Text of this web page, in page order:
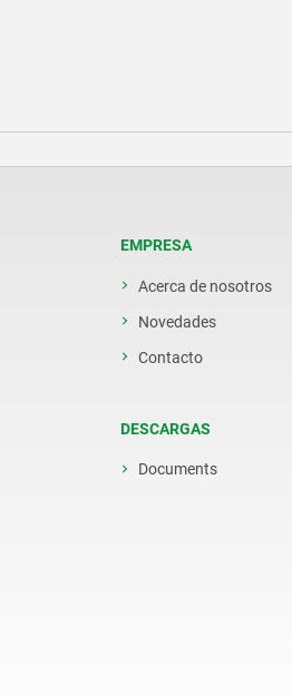
EMPRESA
Acerca de nosotros
Novedades
Contacto
DESCARGAS
Documents